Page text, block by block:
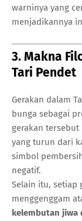
warninya yang
menjadikannya
3. Makna
Tari Pendet
Gerakan dalam
bunga sebagai
gerakan tersebut
yang turun dari
simbol
negatif.
Selain itu, setiap
menggenggam
kelembutan jiwa